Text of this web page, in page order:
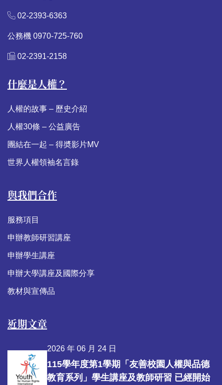
02-2393-6363
公務機 0970-725-760
02-2391-2158
什麼是人權？
人權的故事 – 歷史介紹
人權30條 – 公益廣告
團結在一起 – 得奬影片MV
世界人權領袖名言錄
與我們合作
服務項目
申辦教師研習講座
申辦學生講座
申辦大學講座及國際分享
教材與宣傳品
近期文章
2026 年 06 月 24 日
115學年度第1學期「友善校園人權與品德
教育系列」學生講座及教師研習 已經開始